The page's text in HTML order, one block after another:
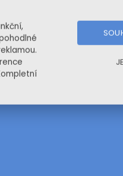
firmy pro 3 a více
neboŠkolení řidičů